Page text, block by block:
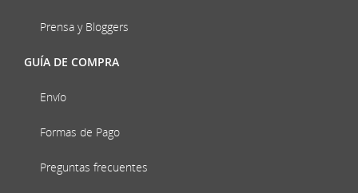
Prensa y Bloggers
GUÍA DE COMPRA
Envío
Formas de Pago
Preguntas frecuentes